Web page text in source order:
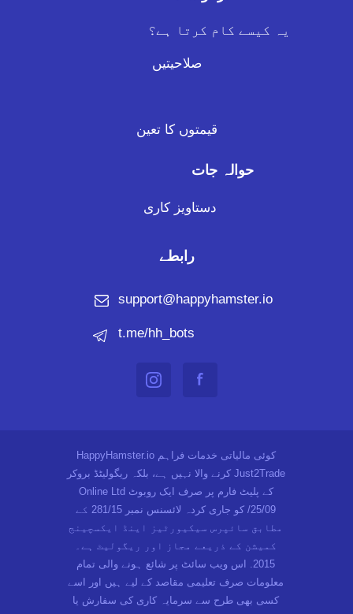
یہ کیسے کام کرتا ہے؟
قیمتوں کا تعین
صلاحیتیں
حوالہ جات
دستاویز کاری
رابطے
support@happyhamster.io
t.me/hh_bots
HappyHamster.io کوئی مالیاتی خدمات فراہم
کرنے والا نہیں ہے، بلکہ ریگولیٹڈ بروکر Just2Trade
Online Ltd کے پلیٹ فارم پر صرف ایک روبوٹ
25/09/ کو جاری کردہ لائسنس نمبر 281/15 کے
مطابق سائپرس سیکیورٹیز اینڈ ایکسچینج
کمیشن کے ذریعے مجاز اور ریگولیٹ ہے۔
2015. اس ویب سائٹ پر شائع ہونے والی تمام
معلومات صرف تعلیمی مقاصد کے لیے ہیں اور اسے
کسی بھی طرح سے سرمایہ کاری کی سفارش یا